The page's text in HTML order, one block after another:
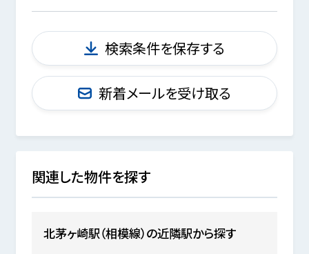
検索条件を保存する
新着メールを受け取る
関連した物件を探す
北茅ヶ崎駅（相模線）の近隣駅から探す